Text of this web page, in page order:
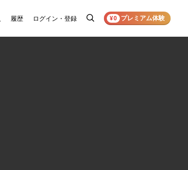
履歴 ログイン・登録
検
¥0 プレミアム体験